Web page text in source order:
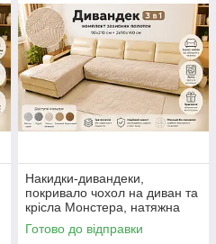
Накидки-дивандеки,
покривало чохол на диван та
крісла Монстера, натяжна
накидка універсальна на 3
полотна. Світло-бежевий
Готово до відправки